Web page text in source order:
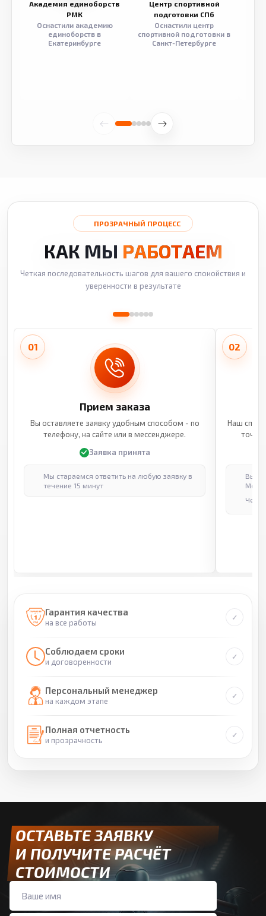
Академия единоборств
РМК
Оснастили академию
единоборств в
Екатеринбурге
Центр спортивной
подготовки СПб
Оснастили центр
спортивной подготовки в
Санкт-Петербурге
ПРОЗРАЧНЫЙ ПРОЦЕСС
КАК МЫ РАБОТАЕМ
Четкая последовательность шагов для вашего спокойствия и
уверенности в результате
01
Прием заказа
Вы оставляете заявку удобным способом - по
телефону, на сайте или в мессенджере.
Заявка принята
Мы стараемся ответить на любую заявку в
течение 15 минут
02
Наш
Гарантия качества
на все работы
Соблюдаем сроки
и договоренности
Персональный менеджер
на каждом этапе
Полная отчетность
и прозрачность
ОСТАВЬТЕ ЗАЯВКУ
И ПОЛУЧИТЕ РАСЧЁТ
СТОИМОСТИ